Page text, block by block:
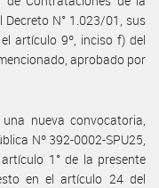
N° 1.023/01, sus
artículo 9º, inciso f) del
aprobado por
nueva convocatoria,
Nº 392-0002-SPU25,
1° de la presente
en el artículo 24 del